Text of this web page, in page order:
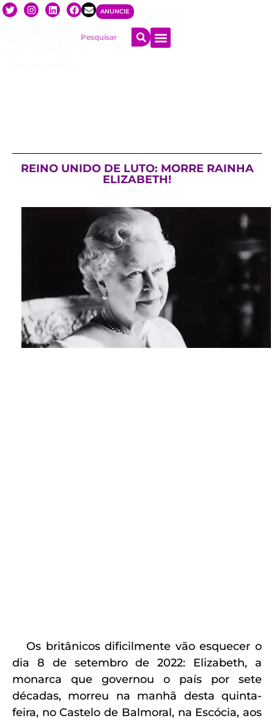
ANUNCIE
REINO UNIDO DE LUTO: MORRE RAINHA
ELIZABETH!
Os britânicos dificilmente vão esquecer o
dia 8 de setembro de 2022: Elizabeth, a
monarca que governou o país por sete
décadas, morreu na manhã desta quinta-
feira, no Castelo de Balmoral, na Escócia, aos